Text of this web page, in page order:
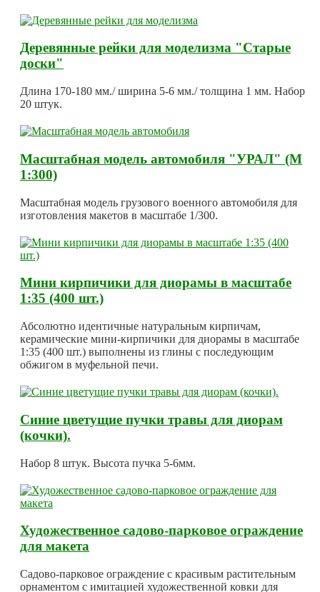
Деревянные рейки для моделизма "Старые
доски"
Длина 170-180 мм./ ширина 5-6 мм./ толщина 1 мм. Набор
20 штук.
Масштабная модель автомобиля "УРАЛ" (М
1:300)
Масштабная модель грузового военного автомобиля для
изготовления макетов в масштабе 1/300.
Мини кирпичики для диорамы в масштабе
1:35 (400 шт.)
Абсолютно идентичные натуральным кирпичам,
керамические мини-кирпичики для диорамы в масштабе
1:35 (400 шт.) выполнены из глины с последующим
обжигом в муфельной печи.
Синие цветущие пучки травы для диорам
(кочки).
Набор 8 штук. Высота пучка 5-6мм.
Художественное садово-парковое ограждение
для макета
Садово-парковое ограждение с красивым растительным
орнаментом с имитацией художественной ковки для